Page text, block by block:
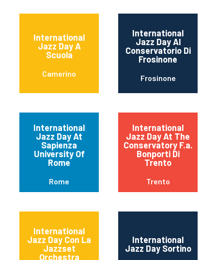
International
Jazz Day A
Scuola
Camerino
International
Jazz Day Al
Conservatorio Di
Frosinone
Frosinone
International
Jazz Day At
Sapienza
University Of
Rome
Rome
International
Jazz Day At The
Conservatory F.a.
Bonporti Di
Trento
Trento
International
Jazz Day Con La
Jazzset
Orchestra
International
Jazz Day Sortino